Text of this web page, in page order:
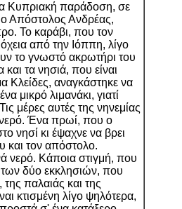
Κυπριακή παράδοση, σε
ο Απόστολος Ανδρέας,
Το καράβι, που τον
από την Ιόππη, λίγο
το γνωστό ακρωτήρι του
τα νησιά, που είναι
Κλείδες, αναγκάστηκε να
μικρό λιμανάκι, γιατί
μέρες αυτές της νηνεμίας
νερό. Ένα πρωί, που ο
νησί κι έψαχνε να βρει
και τον απόστολο.
νερό. Κάποια στιγμή, που
δύο εκκλησιών, που
παλαιάς και της
κτισμένη λίγο ψηλότερα,